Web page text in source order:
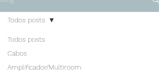
Todos posts
Cabos
Amplificador/Multiroom
Todos posts